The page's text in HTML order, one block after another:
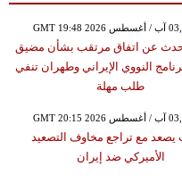
عن اتفاق مرتقب بشأن مضيق
النووي الإيراني وطهران تنفي
طلب مهلة
يصعد مع تراجع مخاوف التصعيد
الأميركي ضد إيران